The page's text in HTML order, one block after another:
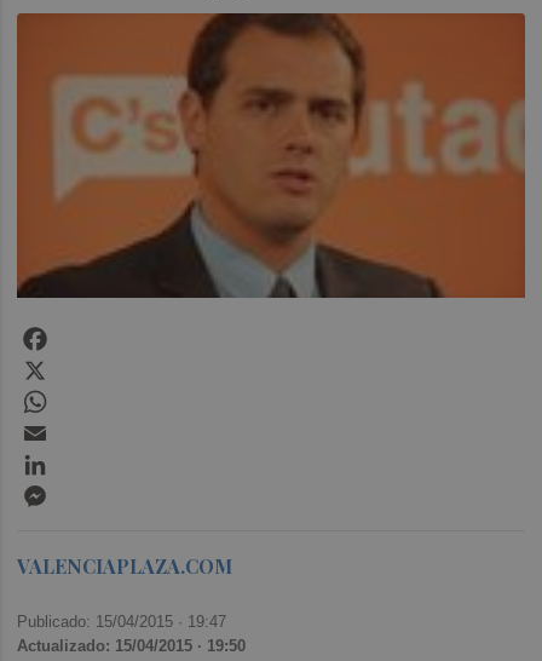
VALENCIAPLAZA.COM
Publicado: 15/04/2015 · 19:47
Actualizado: 15/04/2015 · 19:50